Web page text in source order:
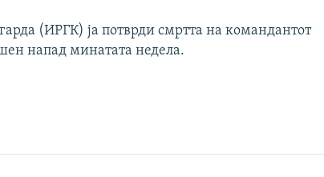
(ИРГК) ја потврди смртта на командантот
напад минатата недела.